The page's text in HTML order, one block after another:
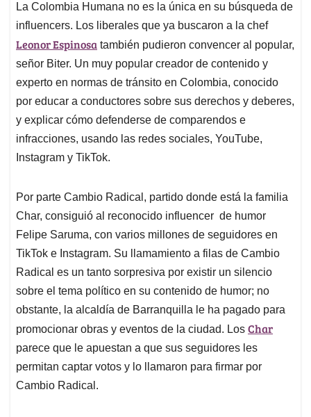
La Colombia Humana no es la única en su búsqueda de
influencers. Los liberales que ya buscaron a la chef
Leonor Espinosa también pudieron convencer al popular,
señor Biter. Un muy popular creador de contenido y
experto en normas de tránsito en Colombia, conocido
por educar a conductores sobre sus derechos y deberes,
y explicar cómo defenderse de comparendos e
infracciones, usando las redes sociales, YouTube,
Instagram y TikTok.
Por parte Cambio Radical, partido donde está la familia
Char, consiguió al reconocido influencer de humor
Felipe Saruma, con varios millones de seguidores en
TikTok e Instagram. Su llamamiento a filas de Cambio
Radical es un tanto sorpresiva por existir un silencio
sobre el tema político en su contenido de humor; no
obstante, la alcaldía de Barranquilla le ha pagado para
promocionar obras y eventos de la ciudad. Los Char
parece que le apuestan a que sus seguidores les
permitan captar votos y lo llamaron para firmar por
Cambio Radical.